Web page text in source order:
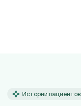
Истории пациентов